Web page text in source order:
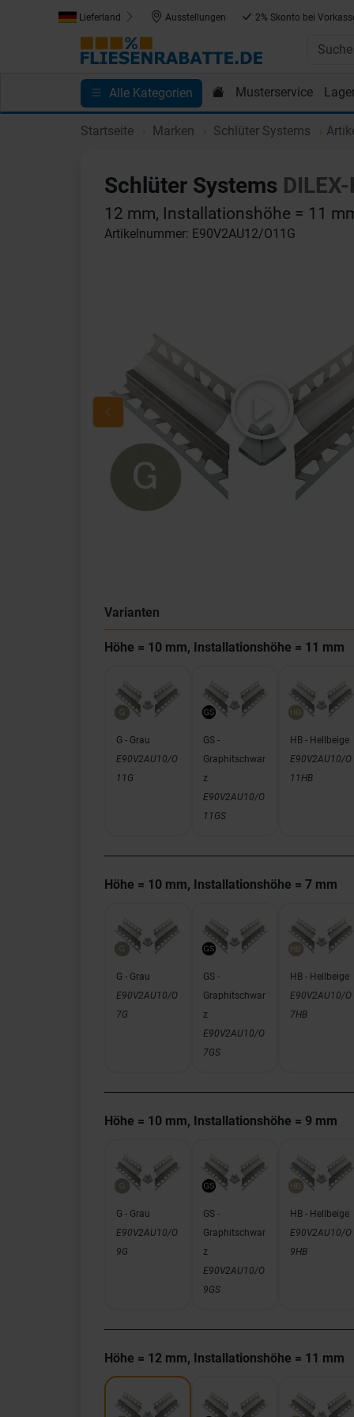
Lieferland Ausstellungen 2% Skonto bei
Alle Kategorien Musterservice
Kundenprojekte Blog Einkaufen bei
Startseite Marken Schlüter Systems
Schlüter Systems
12 mm, Installationshöhe = 11
Artikelnummer: E90V2AU12/O11G
Varianten
Höhe = 10 mm, Installationshöhe = 11 mm
G - Grau
E90V2AU10/O
11G
GS -
Graphitschwar
z
E90V2AU10/O
11GS
HB - Hellbeige
E90V2AU10/O
11HB
Höhe = 10 mm, Installationshöhe = 7 mm
G - Grau
E90V2AU10/O
7G
GS -
Graphitschwar
z
E90V2AU10/O
7GS
HB - Hellbeige
E90V2AU10/O
7HB
Höhe = 10 mm, Installationshöhe = 9 mm
G - Grau
E90V2AU10/O
9G
GS -
Graphitschwar
z
E90V2AU10/O
9GS
HB - Hellbeige
E90V2AU10/O
9HB
Höhe = 12 mm, Installationshöhe = 11 mm